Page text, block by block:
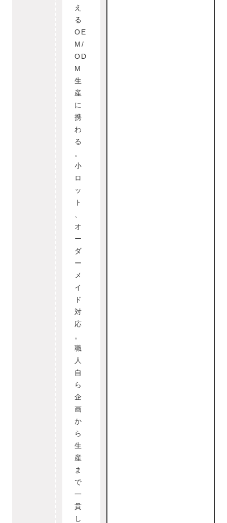
え
る
OE
M/
OD
M
生
産
に
携
わ
る
。
小
ロ
ッ
ト
オ
ー
ダ
ー
メ
イ
ド
対
応
。
職
人
自
ら
企
画
か
ら
生
産
ま
で
一
貫
し